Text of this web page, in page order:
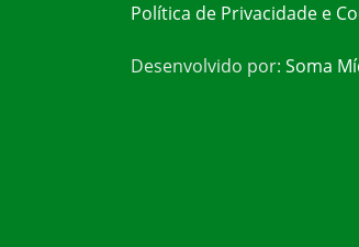
Política de Privacidade e
Desenvolvido por: Soma